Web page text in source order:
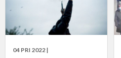
04 PRI 2022 |